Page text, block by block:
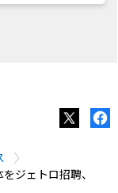
ジェトロ招聘、